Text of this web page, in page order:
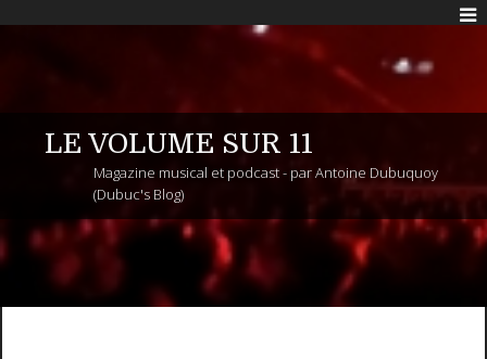
LE VOLUME SUR 11
Magazine musical et podcast - par Antoine Dubuquoy
(Dubuc's Blog)